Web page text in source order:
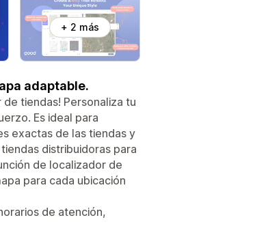
+ 2 más
adaptable.
tiendas! Personaliza tu
Es ideal para
exactas de las tiendas y
distribuidoras para
de localizador de
para cada ubicación
de atención,